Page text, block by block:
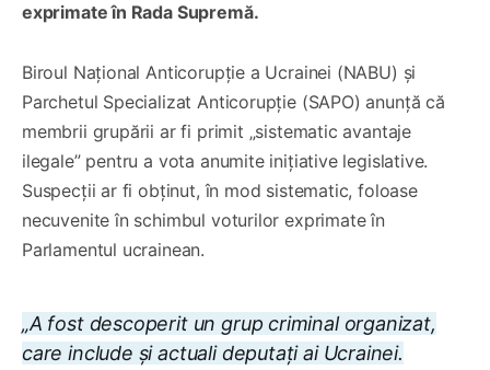
exprimate în Rada Supremă.
Biroul Național Anticorupție a Ucrainei (NABU) și
Parchetul Specializat Anticorupție (SAPO) anunță că
membrii grupării ar fi primit „sistematic avantaje
ilegale” pentru a vota anumite inițiative legislative.
Suspecții ar fi obținut, în mod sistematic, foloase
necuvenite în schimbul voturilor exprimate în
Parlamentul ucrainean.
„A fost descoperit un grup criminal organizat,
care include și actuali deputați ai Ucrainei.